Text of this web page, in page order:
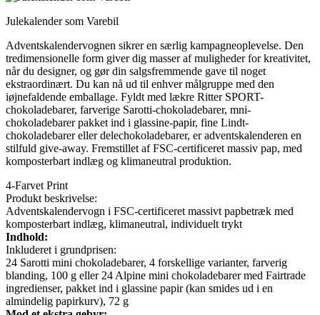
Julekalender som Varebil
Adventskalendervognen sikrer en særlig kampagneoplevelse. Den
tredimensionelle form giver dig masser af muligheder for kreativitet,
når du designer, og gør din salgsfremmende gave til noget
ekstraordinært. Du kan nå ud til enhver målgruppe med den
iøjnefaldende emballage. Fyldt med lækre Ritter SPORT-
chokoladebarer, farverige Sarotti-chokoladebarer, mni-
chokoladebarer pakket ind i glassine-papir, fine Lindt-
chokoladebarer eller delechokoladebarer, er adventskalenderen en
stilfuld give-away. Fremstillet af FSC-certificeret massiv pap, med
komposterbart indlæg og klimaneutral produktion.
4-Farvet Print
Produkt beskrivelse:
Adventskalendervogn i FSC-certificeret massivt papbetræk med
komposterbart indlæg, klimaneutral, individuelt trykt
Indhold:
Inkluderet i grundprisen:
24 Sarotti mini chokoladebarer, 4 forskellige varianter, farverig
blanding, 100 g eller 24 Alpine mini chokoladebarer med Fairtrade
ingredienser, pakket ind i glassine papir (kan smides ud i en
almindelig papirkurv), 72 g